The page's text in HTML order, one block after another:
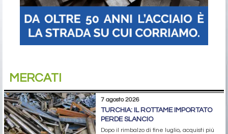
MERCATI
7 agosto 2026
TURCHIA: IL ROTTAME IMPORTATO
PERDE SLANCIO
Dopo il rimbalzo di fine luglio, acquisti più